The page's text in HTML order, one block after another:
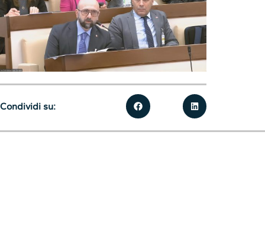
Condividi su: